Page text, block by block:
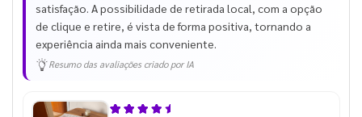
satisfação. A possibilidade de retirada local, com a opção
de clique e retire, é vista de forma positiva, tornando a
experiência ainda mais conveniente.
Resumo das avaliações criado por IA